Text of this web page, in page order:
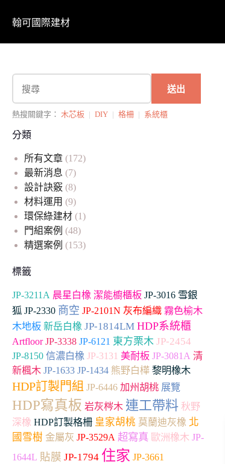
翰可國際建材
送出
熱搜關鍵字： 木芯板 | DIY | 格柵 | 系統櫃
分類
所有文章 (172)
最新消息 (7)
設計訣竅 (8)
材料運用 (9)
環保綠建材 (1)
門組案例 (48)
精選案例 (153)
標籤
JP-3211A 晨星白橡 潔能櫥櫃板 JP-3016 雪銀
狐 JP-2330 商空 JP-2101N 灰布編織 霧色榆木
木地板 新岳白橡 JP-1814LM HDP系統櫃
Artfloor JP-3338 JP-6121 東方栗木 JP-2454
JP-8150 信濃白橡 JP-3131 美耐板 JP-3081A 清
新楓木 JP-1633 JP-1434 熊野白樺 黎明橡木
HDP訂製門組 JP-6446 加州胡桃 展覽
HDP寫真板 岩灰梣木 連工帶料 秋野
深橡 HDP訂製格柵 皇家胡桃 莫蘭迪灰橡 北
國雪樹 金屬灰 JP-3529A 超寫真 歐洲橡木 JP-
1644L 貼膜 JP-1794 住家 JP-3661